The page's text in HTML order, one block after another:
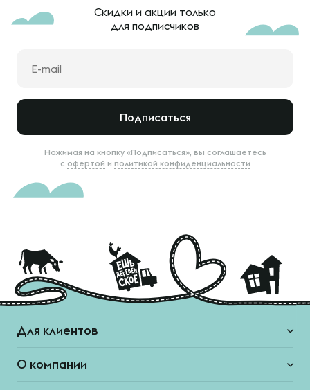
Скидки и акции только
для подписчиков
Подписаться
Нажимая на кнопку «Подписаться», вы соглашаетесь
с офертой и политикой конфиденциальности
Для клиентов
О компании